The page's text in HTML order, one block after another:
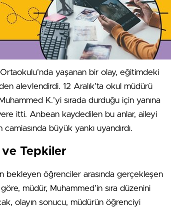
yaşanan bir olay, eğitimdeki
alevlendirdi. 12 Aralık’ta okul müdürü
K.’yi sırada durduğu için yanına
itti. Anbean kaydedilen bu anlar, aileyi
büyük yankı uyandırdı.
ve Tepkiler
bekleyen öğrenciler arasında gerçekleşen
müdür, Muhammed’in sıra düzenini
olayın sonucu, müdürün öğrenciyi